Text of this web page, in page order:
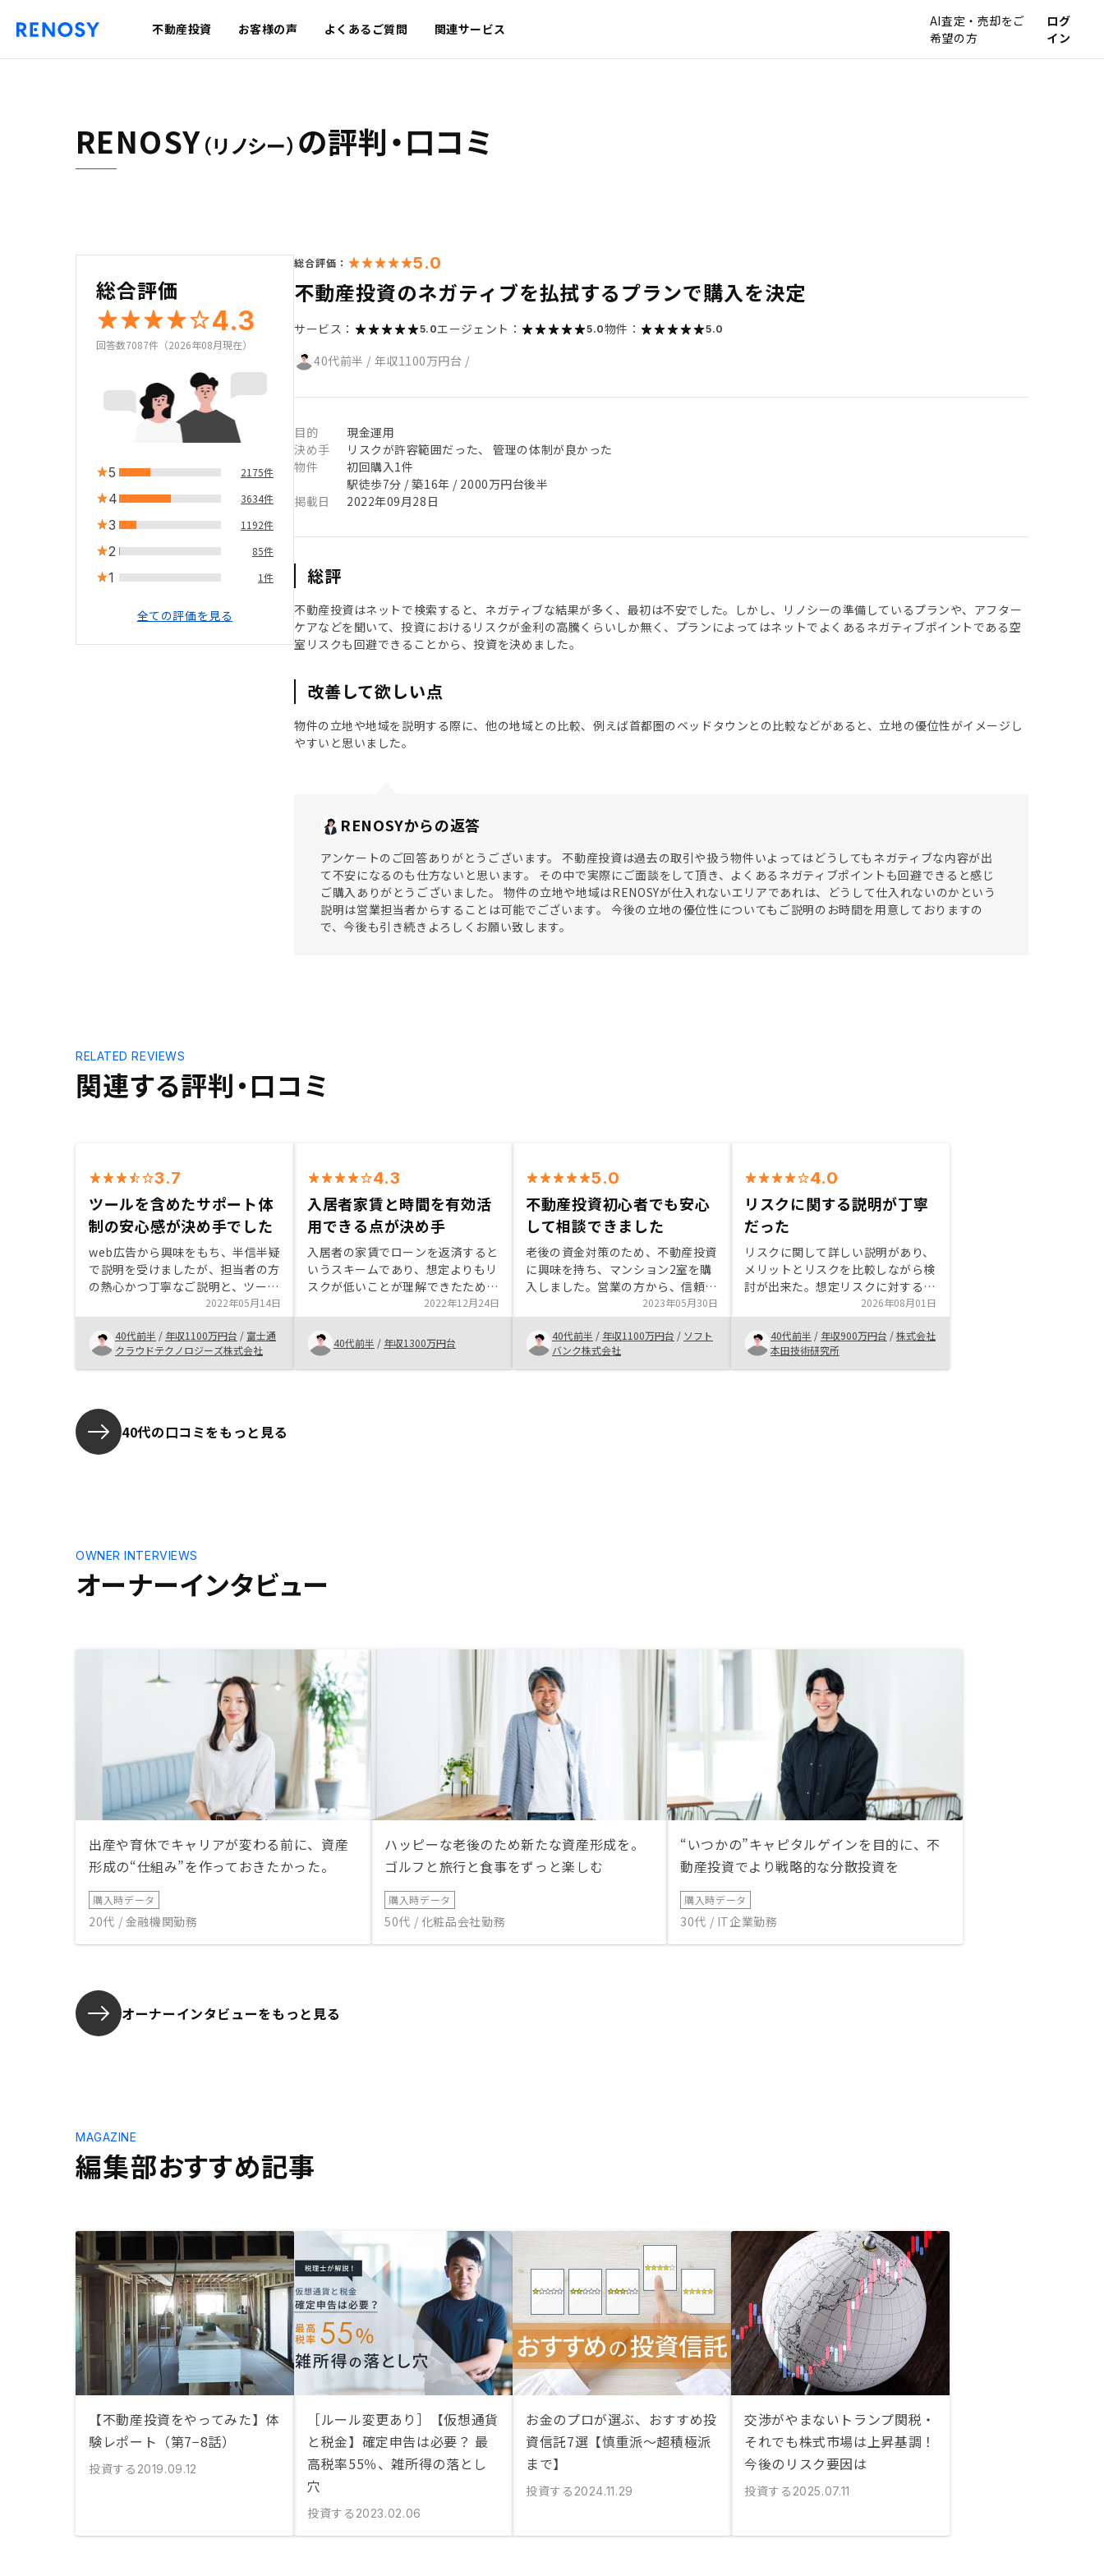
不動産投資 お客様の声 よくあるご質問 関連サービス
AI査定・売却をご
希望の方
ログ
イン
RENOSY（リノシー） の評判・口コミ
総合評価
4.3
回答数7087件（2026年08月現在）
5 2175件
4 3634件
3 1192件
2 85件
1 1件
全ての評価を見る
総合評価： 5.0
不動産投資のネガティブを払拭するプランで購入を決定
サービス： 5.0エージェント： 5.0物件： 5.0
40代前半 / 年収1100万円台 /
目的
現金運用
決め手
リスクが許容範囲だった、 管理の体制が良かった
物件
初回購入1件
駅徒歩7分 / 築16年 / 2000万円台後半
掲載日
2022年09月28日
総評
不動産投資はネットで検索すると、ネガティブな結果が多く、最初は不安でした。しかし、リノシーの準備しているプランや、アフター
ケアなどを聞いて、投資におけるリスクが金利の高騰くらいしか無く、プランによってはネットでよくあるネガティブポイントである空
室リスクも回避できることから、投資を決めました。
改善して欲しい点
物件の立地や地域を説明する際に、他の地域との比較、例えば首都圏のベッドタウンとの比較などがあると、立地の優位性がイメージし
やすいと思いました。
RENOSYからの返答
アンケートのご回答ありがとうございます。 不動産投資は過去の取引や扱う物件いよってはどうしてもネガティブな内容が出
て不安になるのも仕方ないと思います。 その中で実際にご面談をして頂き、よくあるネガティブポイントも回避できると感じ
ご購入ありがとうございました。 物件の立地や地域はRENOSYが仕入れないエリアであれは、どうして仕入れないのかという
説明は営業担当者からすることは可能でございます。 今後の立地の優位性についてもご説明のお時間を用意しておりますの
で、今後も引き続きよろしくお願い致します。
関連する評判・口コミ
RELATED REVIEWS
3.7
ツールを含めたサポート体
制の安心感が決め手でした
web広告から興味をもち、半信半疑
で説明を受けましたが、担当者の方
の熱心かつ丁寧なご説明と、ツール
を含めたサポート体制が充実してい
る点が決め手となり投資を決断しま
した。決して押し売りではなくリス
クを含めてご説明頂けた点が安心感
をうみました。今後もお付き合いの
2022年05月14日
40代前半 / 年収1100万円台 / 富士通
クラウドテクノロジーズ株式会社
4.3
入居者家賃と時間を有効活
用できる点が決め手
入居者の家賃でローンを返済すると
いうスキームであり、想定よりもリ
スクが低いことが理解できたため。
また、今後経済情勢がインフレに振
れる可能性が高まっていると感じて
おり、インフレにも強いことが理解
できたため。ローン返済＋管理費等
が家賃とトントンになれば、更に購
2022年12月24日
40代前半 / 年収1300万円台
5.0
不動産投資初心者でも安心
して相談できました
老後の資金対策のため、不動産投資
に興味を持ち、マンション2室を購
入しました。営業の方から、信頼性
の高い情報を提供していただき、安
心して購入することができました。
実感はまだ薄いですが、アプリで簡
単に管理できるため、手軽に資産管
理できる安心感があります。将来に
2023年05月30日
40代前半 / 年収1100万円台 / ソフト
バンク株式会社
4.0
リスクに関する説明が丁寧
だった
リスクに関して詳しい説明があり、
メリットとリスクを比較しながら検
討が出来た。想定リスクに対する保
証がしっかりしており、安心して始
められそうと感じ、購入を決定し
た。 不動産投資に対しては、なん
となく不安やリスクを感じている人
が多いと思うので、アピールになる
2026年08月01日
40代前半 / 年収900万円台 /株式会社
本田技術研究所
40代の口コミをもっと見る
オーナーインタビュー
OWNER INTERVIEWS
出産や育休でキャリアが変わる前に、資産
形成の“仕組み”を作っておきたかった。
購入時データ
20代 / 金融機関勤務
ハッピーな老後のため新たな資産形成を。
ゴルフと旅行と食事をずっと楽しむ
購入時データ
50代 / 化粧品会社勤務
“いつかの”キャピタルゲインを目的に、不
動産投資でより戦略的な分散投資を
購入時データ
30代 / IT企業勤務
オーナーインタビューをもっと見る
編集部おすすめ記事
MAGAZINE
【不動産投資をやってみた】体
験レポート（第7−8話）
投資する 2019.09.12
［ルール変更あり］【仮想通貨
と税金】確定申告は必要？ 最
高税率55％、雑所得の落とし
穴
投資する 2023.02.06
お金のプロが選ぶ、おすすめ投
資信託7選【慎重派〜超積極派
まで】
投資する 2024.11.29
交渉がやまないトランプ関税・
それでも株式市場は上昇基調！
今後のリスク要因は
投資する 2025.07.11